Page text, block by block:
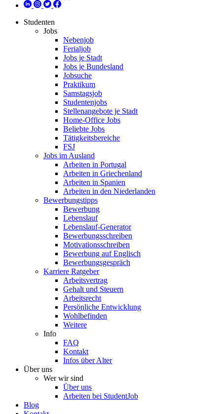
Studenten
Jobs
Nebenjob
Ferialjob
Jobs je Stadt
Jobs je Bundesland
Jobsuche
Praktikum
Samstagsjob
Studentenjobs
Stellenangebote je Stadt
Home-Office Jobs
Beliebte Jobs
Tätigkeitsbereiche
FSJ
Jobs im Ausland
Arbeiten in Portugal
Arbeiten in Griechenland
Arbeiten in Spanien
Arbeiten in den Niederlanden
Bewerbungstipps
Bewerbung
Lebenslauf
Lebenslauf-Generator
Bewerbungsschreiben
Motivationsschreiben
Bewerbung auf Englisch
Bewerbungsgespräch
Karriere Ratgeber
Arbeitsvertrag
Gehalt und Steuern
Arbeitsrecht
Persönliche Entwicklung
Wohlbefinden
Weitere
Info
FAQ
Kontakt
Infos über Alter
Über uns
Wer wir sind
Über uns
Arbeiten bei StudentJob
Blog